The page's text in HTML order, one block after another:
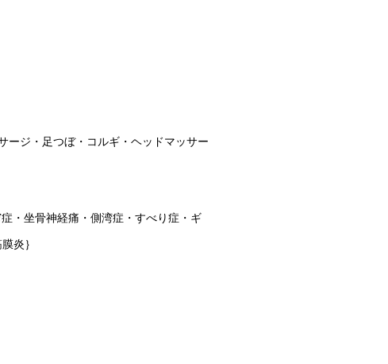
ージ・足つぼ・コルギ・ヘッドマッサー
・坐骨神経痛・側湾症・すべり症・ギ
炎｝